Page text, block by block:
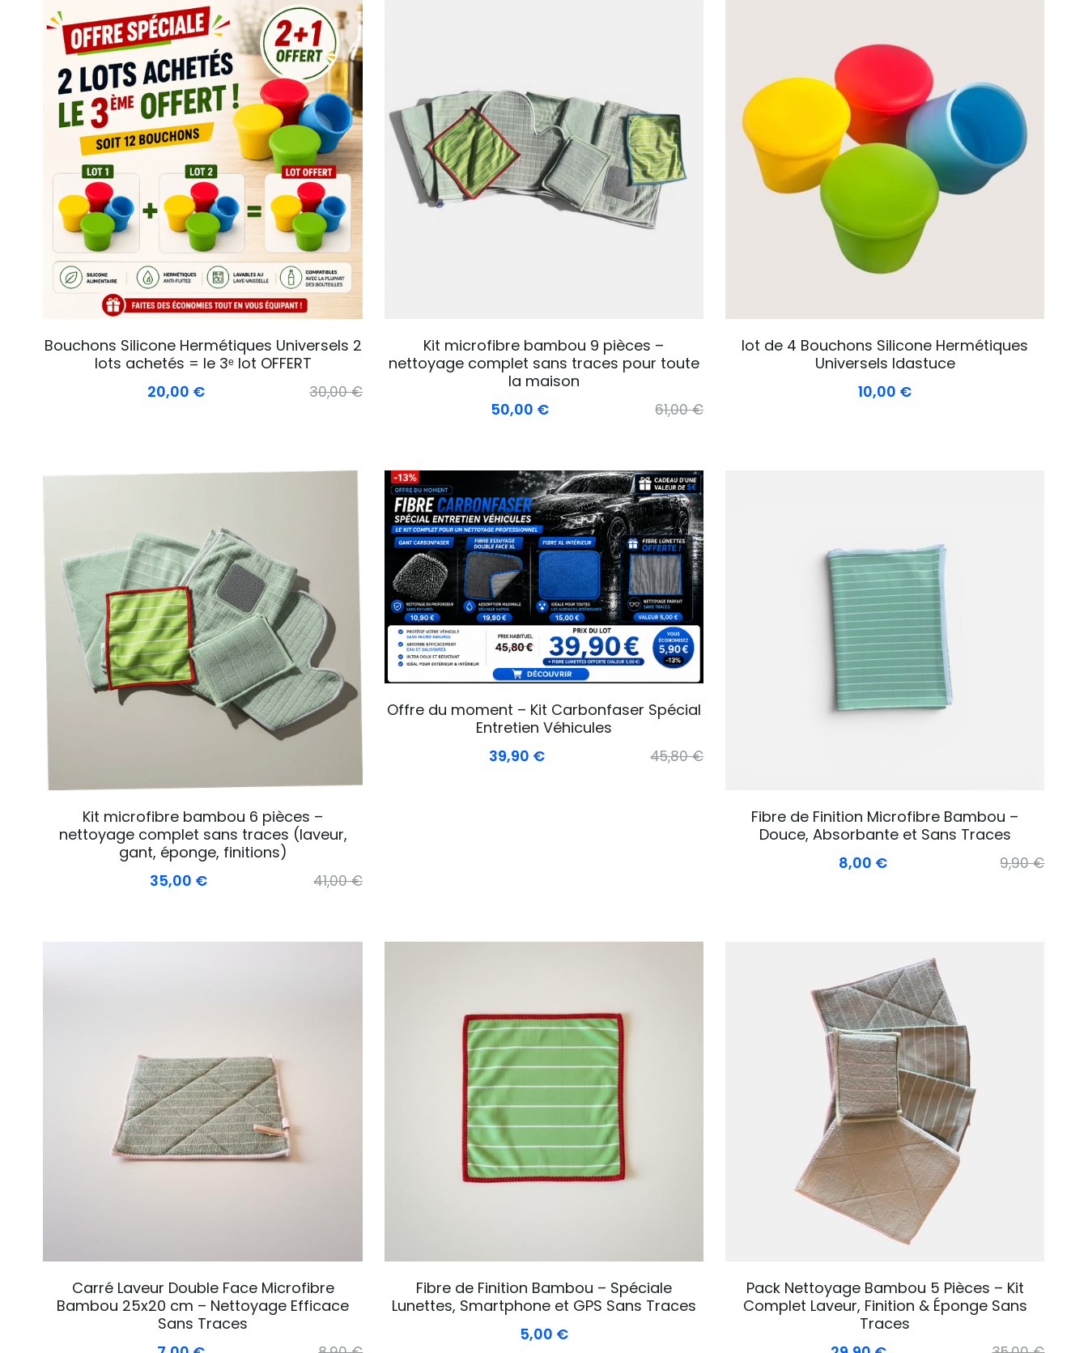
Bouchons Silicone Hermétiques Universels 2
lots achetés = le 3ᵉ lot OFFERT
20,00 €
30,00 €
Kit microfibre bambou 9 pièces –
nettoyage complet sans traces pour toute
la maison
50,00 €
61,00 €
lot de 4 Bouchons Silicone Hermétiques
Universels Idastuce
10,00 €
Kit microfibre bambou 6 pièces –
nettoyage complet sans traces (laveur,
gant, éponge, finitions)
35,00 €
41,00 €
Offre du moment – Kit Carbonfaser Spécial
Entretien Véhicules
39,90 €
45,80 €
Fibre de Finition Microfibre Bambou –
Douce, Absorbante et Sans Traces
8,00 €
9,90 €
Carré Laveur Double Face Microfibre
Bambou 25x20 cm – Nettoyage Efficace
Sans Traces
Fibre de Finition Bambou – Spéciale
Lunettes, Smartphone et GPS Sans Traces
5,00 €
Pack Nettoyage Bambou 5 Pièces – Kit
Complet Laveur, Finition & Éponge Sans
Traces